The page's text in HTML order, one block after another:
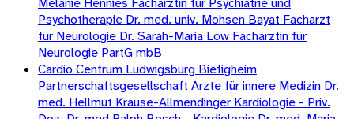
Psychotherapie Dr. med. univ. Mohsen Bayat Facharzt
für Neurologie Dr. Sarah-Maria Löw Fachärztin für
Neurologie PartG mbB
Cardio Centrum Ludwigsburg Bietigheim
Partnerschaftsgesellschaft Arzte für innere Medizin Dr.
med. Hellmut Krause-Allmendinger Kardiologie - Priv.